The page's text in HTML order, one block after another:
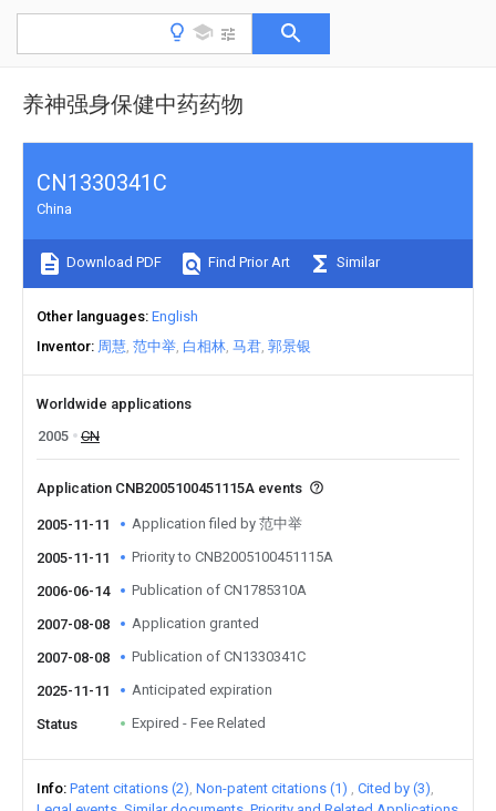
养神强身保健中药药物
CN1330341C
China
Download PDF Find Prior Art Similar
Other languages English
Inventor 周慧 范中举 白相林 马君 郭景银
Worldwide applications
2005
CN
Application CNB2005100451115A events
2005-11-11 Application filed by 范中举
2005-11-11 Priority to CNB2005100451115A
2006-06-14 Publication of CN1785310A
2007-08-08 Application granted
2007-08-08 Publication of CN1330341C
2025-11-11 Anticipated expiration
Status Expired - Fee Related
Info Patent citations (2) Non-patent citations (1)
Cited by (3)